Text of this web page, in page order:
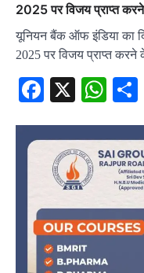
2025 पर विजय प्राप्त
यूनियन बैंक ऑफ इंडिया का
2025 पर विजय प्राप्त
Facebook
X